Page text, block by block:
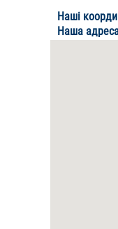
Наші
Наша